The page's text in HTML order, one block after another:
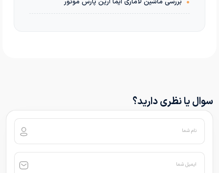
سوال یا نظری دارید؟
نام شما
ایمیل شما